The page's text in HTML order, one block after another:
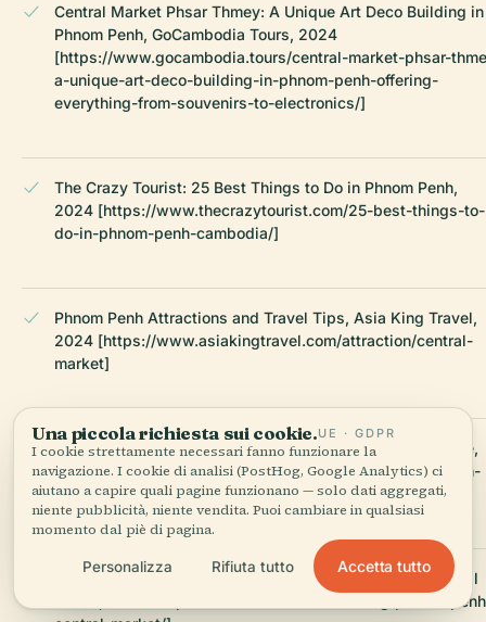
Central Market Phsar Thmey: A Unique Art Deco Building in
Phnom Penh, GoCambodia Tours, 2024
[https://www.gocambodia.tours/central-market-phsar-
a-unique-art-deco-building-in-phnom-penh-offering-
everything-from-souvenirs-to-electronics/]
The Crazy Tourist: 25 Best Things to Do in Phnom Penh,
2024 [https://www.thecrazytourist.com/25-best-things-to-
do-in-phnom-penh-cambodia/]
Phnom Penh Attractions and Travel Tips, Asia King Travel,
2024 [https://www.asiakingtravel.com/attraction/central-
market]
Phnom Penh Central Market Visiting Guide, TravelTriangle,
2024 [https://traveltriangle.com/blog/shopping-in-phnom-
penh/]
Phnom Penh Central Market Visitor Information, Visit Local
Travel, 2024 [https://visitlocaltravel.com/blog/phnom-
Una piccola richiesta sui cookie.UE · GDPR
I cookie strettamente necessari fanno funzionare la
navigazione. I cookie di analisi (PostHog, Google Analytics) ci
aiutano a capire quali pagine funzionano — solo dati aggregati,
niente pubblicità, niente vendita. Puoi cambiare in qualsiasi
momento dal piè di pagina.
Personalizza Rifiuta tutto Accetta tutto